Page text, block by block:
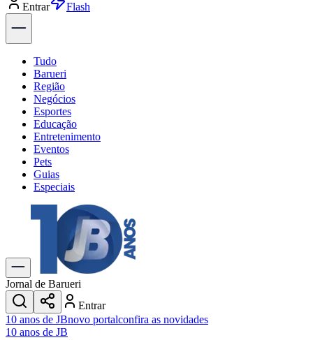
Entrar
Explorar
Tudo
Barueri
Região
Negócios
Esportes
Educação
Entretenimento
Eventos
Pets
Guias
Especiais
Explore Tudo
Últimas Notícias
Previsão do Tempo
Trânsito e Rotas
Dia a Dia & Lazer
Transportes
Gastronomia
Cinema & Shows
JogosNovo
Jornal de Barueri
Entrar
10 anos de JBnovo portalconfira as novidades
10 anos de JB